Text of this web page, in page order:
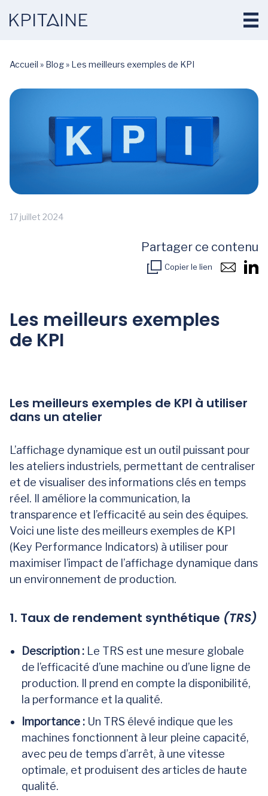
Accueil » Blog» Les meilleurs exemples de KPI
17 juillet 2024
Partager ce contenu
Copier le lien
Les meilleurs exemples
de KPI
Les meilleurs exemples de KPI à utiliser
dans un atelier
L’affichage dynamique est un outil puissant pour
les ateliers industriels, permettant de centraliser
et de visualiser des informations clés en temps
réel. Il améliore la communication, la
transparence et l’efficacité au sein des équipes.
Voici une liste des meilleurs exemples de KPI
(Key Performance Indicators) à utiliser pour
maximiser l’impact de l’affichage dynamique dans
un environnement de production.
1. Taux de rendement synthétique (TRS)
Description : Le TRS est une mesure globale
de l’efficacité d’une machine ou d’une ligne de
production. Il prend en compte la disponibilité,
la performance et la qualité.
Importance : Un TRS élevé indique que les
machines fonctionnent à leur pleine capacité,
avec peu de temps d’arrêt, à une vitesse
optimale, et produisent des articles de haute
qualité.